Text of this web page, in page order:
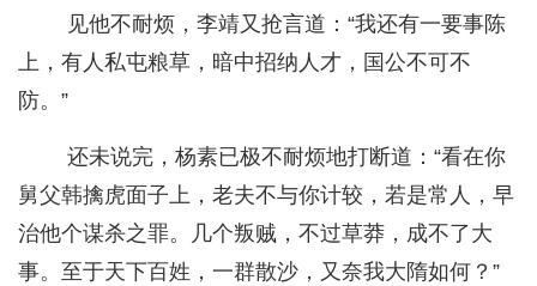
见他不耐烦，李靖又抢言道：“我还有一要事陈
上，有人私屯粮草，暗中招纳人才，国公不可不
防。”
还未说完，杨素已极不耐烦地打断道：“看在你
舅父韩擒虎面子上，老夫不与你计较，若是常人，早
治他个谋杀之罪。几个叛贼，不过草莽，成不了大
事。至于天下百姓，一群散沙，又奈我大隋如何？”